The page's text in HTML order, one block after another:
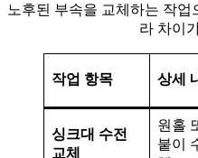
노후된 부속을 교체하는 작
라 차이
작업 항목 상세
싱크대 수전
교체
원홀
붙이